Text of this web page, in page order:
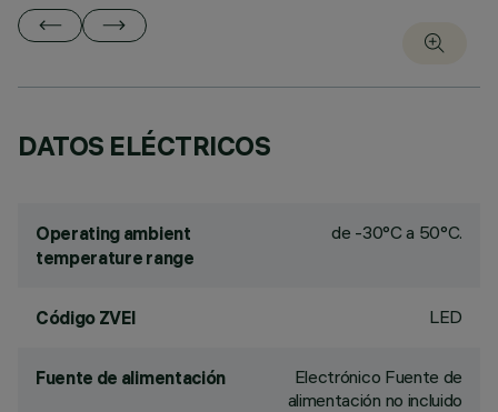
DATOS ELÉCTRICOS
Operating ambient
temperature range
de -30°C a 50°C.
Código ZVEI LED
Fuente de alimentación
Electrónico Fuente de
alimentación no incluido